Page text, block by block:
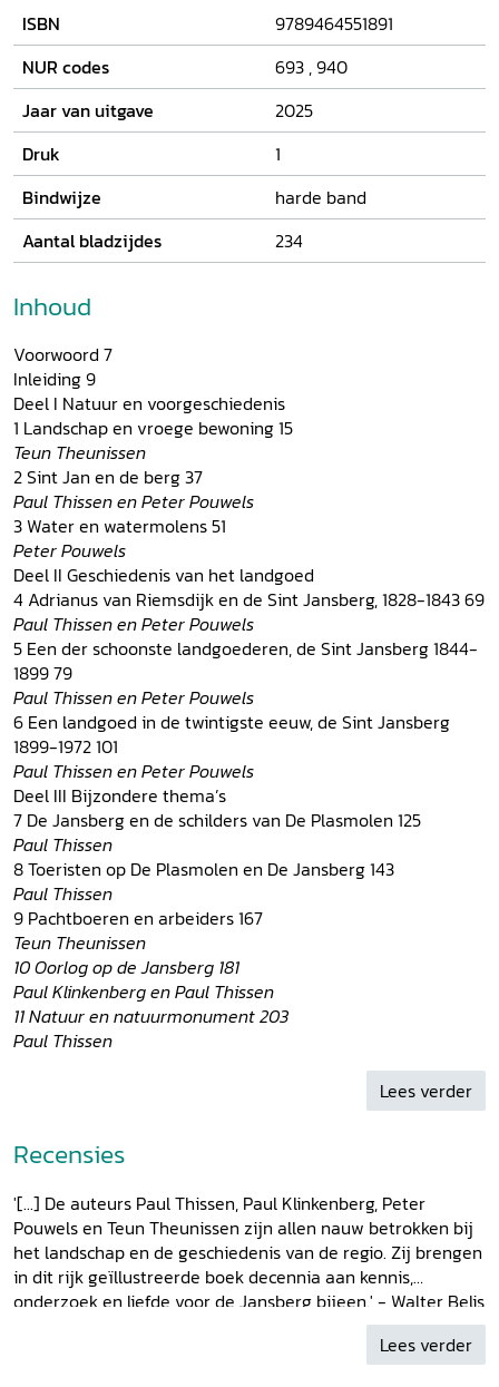
ISBN
9789464551891
NUR codes
693 ,940
Jaar van uitgave
2025
Druk
1
Bindwijze
harde band
Aantal bladzijdes
234
Inhoud
Voorwoord 7
Inleiding 9
Deel I Natuur en voorgeschiedenis
1 Landschap en vroege bewoning 15
Teun Theunissen
2 Sint Jan en de berg 37
Paul Thissen en Peter Pouwels
3 Water en watermolens 51
Peter Pouwels
Deel II Geschiedenis van het landgoed
4 Adrianus van Riemsdijk en de Sint Jansberg, 1828-1843 69
Paul Thissen en Peter Pouwels
5 Een der schoonste landgoederen, de Sint Jansberg 1844-
1899 79
Paul Thissen en Peter Pouwels
6 Een landgoed in de twintigste eeuw, de Sint Jansberg
1899-1972 101
Paul Thissen en Peter Pouwels
Deel III Bijzondere thema’s
7 De Jansberg en de schilders van De Plasmolen 125
Paul Thissen
8 Toeristen op De Plasmolen en De Jansberg 143
Paul Thissen
9 Pachtboeren en arbeiders 167
Teun Theunissen
10 Oorlog op de Jansberg 181
Paul Klinkenberg en Paul Thissen
11 Natuur en natuurmonument 203
Paul Thissen
Dankwoord 229
Overige begunstigers
Lees verder
Recensies
'[...] De auteurs Paul Thissen, Paul Klinkenberg, Peter
Pouwels en Teun Theunissen zijn allen nauw betrokken bij
het landschap en de geschiedenis van de regio. Zij brengen
in dit rijk geïllustreerde boek decennia aan kennis,
onderzoek en liefde voor de Jansberg bijeen.' - Walter Belis
Lees verder